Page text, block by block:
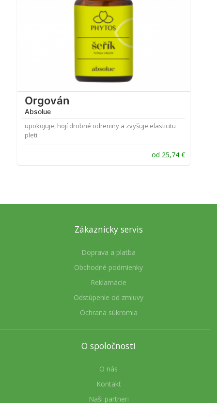
Orgován
Absolue
upokojuje, hojí drobné odreniny a zvyšuje elasticitu
pleti
od 25,74 €
Zákaznícky servis
Doprava a platba
Obchodné podmienky
Reklamácie
Odstúpenie od zmluvy
Ochrana súkromia
O spoločnosti
O nás
Kontakt
Naši partneri